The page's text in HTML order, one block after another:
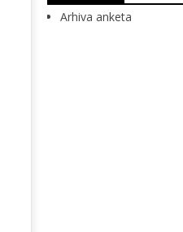
Arhiva anketa